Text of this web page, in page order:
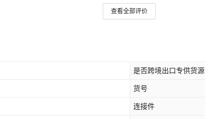
查看全部评价
是否跨境出口专供货源
货号
连接件